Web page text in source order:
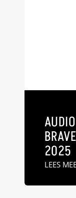
2025
LEES